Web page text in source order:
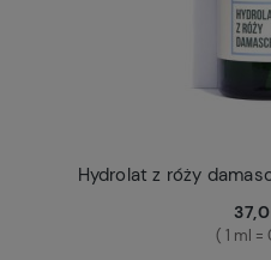
Hydrolat z róży
( 1 ml =